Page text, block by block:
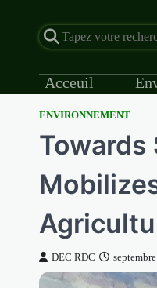
Acceuil
ENVIRONNEMENT
Towards
DEC RDC